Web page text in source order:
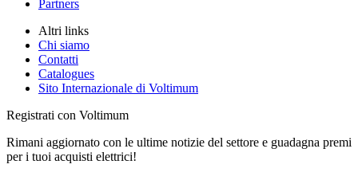
Partners
Altri links
Chi siamo
Contatti
Catalogues
Sito Internazionale di Voltimum
Registrati con Voltimum
Rimani aggiornato con le ultime notizie del settore e guadagna premi
per i tuoi acquisti elettrici!